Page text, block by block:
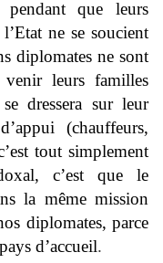
que leurs
ne se soucient
diplomates ne sont
leurs familles
dressera sur leur
(chauffeurs,
tout simplement
c’est que le
la même mission
diplomates, parce
d’accueil.